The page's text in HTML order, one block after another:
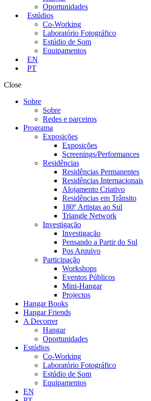
Oportunidades
Estúdios
Co-Working
Laboratório Fotográfico
Estúdio de Som
Equipamentos
EN
PT
Close
Sobre
Sobre
Redes e parceiros
Programa
Exposições
Exposições
Screenings/Performances
Residências
Residências Permanentes
Residências Internacionais
Alojamento Criativo
Residências em Trânsito
180º Artistas ao Sul
Triangle Network
Investigação
Investigação
Pensando a Partir do Sul
Pos Arquivo
Participação
Workshops
Eventos Públicos
Mini-Hangar
Projectos
Hangar Books
Hangar Friends
A Decorrer
Hangar
Oportunidades
Estúdios
Co-Working
Laboratório Fotográfico
Estúdio de Som
Equipamentos
EN